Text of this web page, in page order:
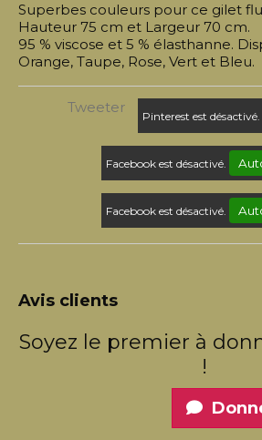
Superbes couleurs pour ce gilet
Hauteur 75 cm et Largeur 70 cm.
95 % viscose et 5 % élasthanne.
Orange, Taupe, Rose, Vert et Bleu.
Tweeter
Pinterest est désactivé.
Facebook est désactivé.
Facebook est désactivé.
Avis clients
Soyez le premier à
!